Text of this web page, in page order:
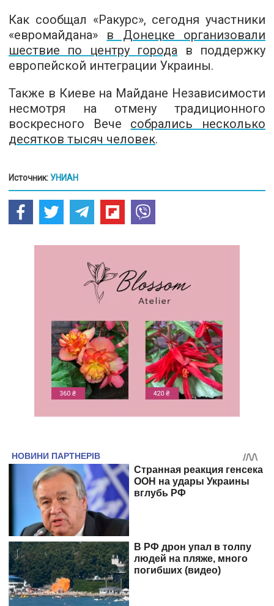
Как сообщал «Ракурс», сегодня участники
«евромайдана» в Донецке организовали
шествие по центру города в поддержку
европейской интеграции Украины.
Также в Киеве на Майдане Независимости
несмотря на отмену традиционного
воскресного Вече собрались несколько
десятков тысяч человек.
Источник: УНИАН